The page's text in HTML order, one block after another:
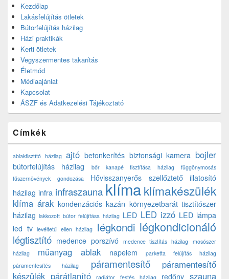
Kezdőlap
Lakásfelújítás ötletek
Bútorfelújítás házilag
Házi praktikák
Kerti ötletek
Vegyszermentes takarítás
Életmód
Médiaajánlat
Kapcsolat
ÁSZF és Adatkezelési Tájékoztató
Címkék
ablaktisztító házilag ajtó betonkerítés biztonsági kamera bojler
bútorfelújítás házilag bőr kanapé tisztítása házilag
függönymosás
fűszernövények gondozása
Hővisszanyerős szellőztető
illatosító
házilag infra infraszauna klímaklímakészülék
klíma árak kondenzációs kazán környezetbarát tisztítószer
házilag lakkozott bútor felújítása házilag LED LED izzó LED lámpa
led tv levéltetű ellen házilag légkondi légkondicionáló
légtisztító medence porszívó medence tisztítás házilag
mosószer
házilag
műanyag ablak napelem
parketta felújítás házilag
páramentesítés házilag
páramentesítő
páramentesítő
készülék párátlanító radiátor festés házilag redőny szauna